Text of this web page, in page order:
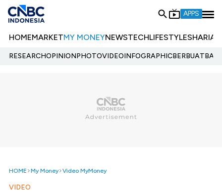
APPS
HOMEMARKETMY MONEYNEWSTECHLIFESTYLESHARIA
RESEARCHOPINIONPHOTOVIDEOINFOGRAPHIC
HOME My Money Video MyMoney
VIDEO